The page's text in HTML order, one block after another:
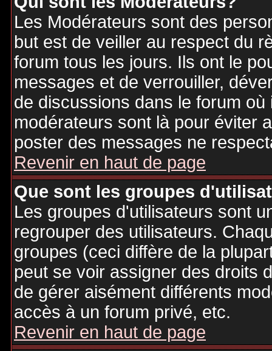
Les Modérateurs sont des
but est de veiller au respect du
forum tous les jours. Ils ont le
messages et de verrouiller,
de discussions dans le forum
modérateurs sont là pour éviter
poster des messages ne
Revenir en haut de page
Que sont les groupes
Les groupes d'utilisateurs sont
regrouper des utilisateurs.
groupes (ceci diffère de la
peut se voir assigner des droits
de gérer aisément différents
accès à un forum privé, etc.
Revenir en haut de page